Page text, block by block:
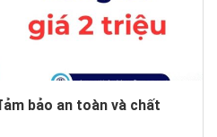
bảo an toàn và chất